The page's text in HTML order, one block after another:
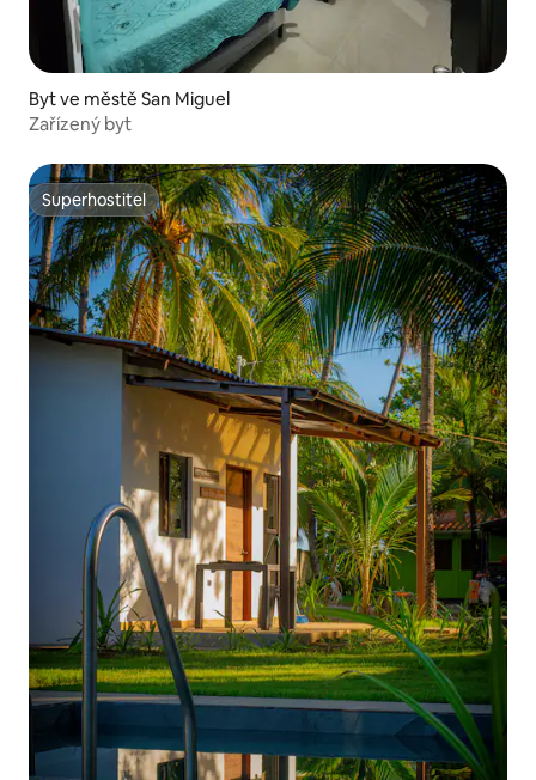
Byt ve městě San Miguel
Zařízený byt
Superhostitel
Superhostitel